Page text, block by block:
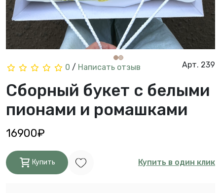
0 / Написать отзыв Арт. 239
Сборный букет с белыми
пионами и ромашками
16900₽
Купить Купить в один клик